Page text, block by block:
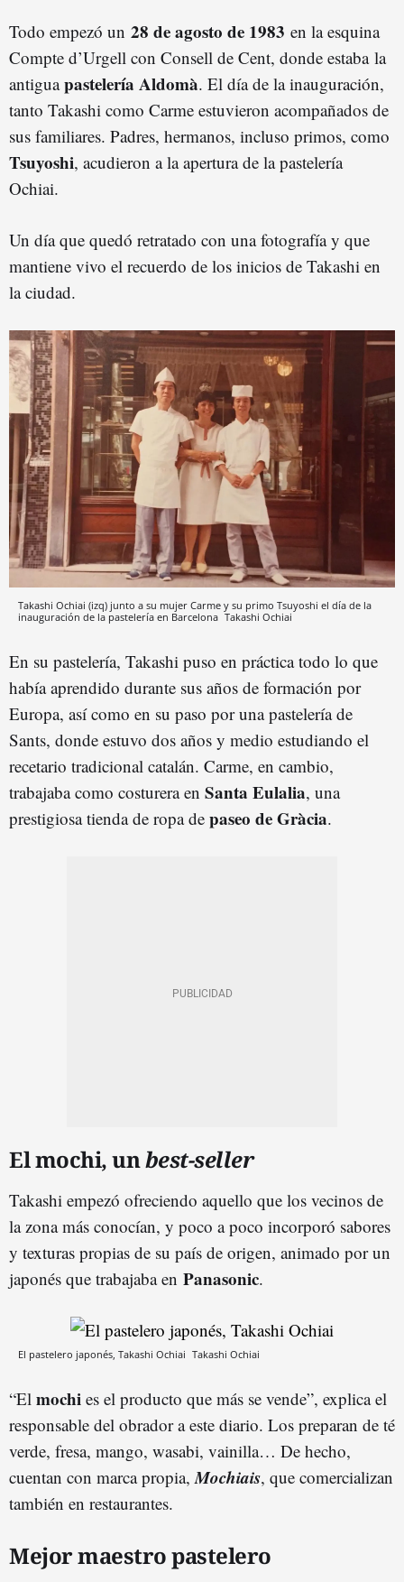
Todo empezó un 28 de agosto de 1983 en la esquina
Compte d’Urgell con Consell de Cent, donde estaba la
antiguapastelería Aldomà. El día de la inauguración,
tanto Takashi como Carme estuvieron acompañados de
sus familiares. Padres, hermanos, incluso primos, como
Tsuyoshi, acudieron a la apertura de la pastelería
Ochiai.
Un día que quedó retratado con una fotografía y que
mantiene vivo el recuerdo de los inicios de Takashi en
la ciudad.
Takashi Ochiai (izq) junto a su mujer Carme y su primo Tsuyoshi el día de la
inauguración de la pastelería en Barcelona Takashi Ochiai
En su pastelería, Takashi puso en práctica todo lo que
había aprendido durante sus años de formación por
Europa, así como en su paso por una pastelería de
Sants, donde estuvo dos años y medio estudiando el
recetario tradicional catalán. Carme, en cambio,
trabajaba como costurera en Santa Eulalia, una
prestigiosa tienda de ropa de paseo de Gràcia.
El mochi, unbest-seller
Takashi empezó ofreciendo aquello que los vecinos de
la zona más conocían, y poco a poco incorporó sabores
y texturas propias de su país de origen, animado por un
japonés que trabajaba en Panasonic.
El pastelero japonés, Takashi Ochiai Takashi Ochiai
“El mochi es el producto que más se vende”, explica el
responsable del obrador a este diario. Los preparan de té
verde, fresa, mango, wasabi, vainilla… De hecho,
cuentan con marca propia,Mochiais, que comercializan
también en restaurantes.
Mejor maestro pastelero